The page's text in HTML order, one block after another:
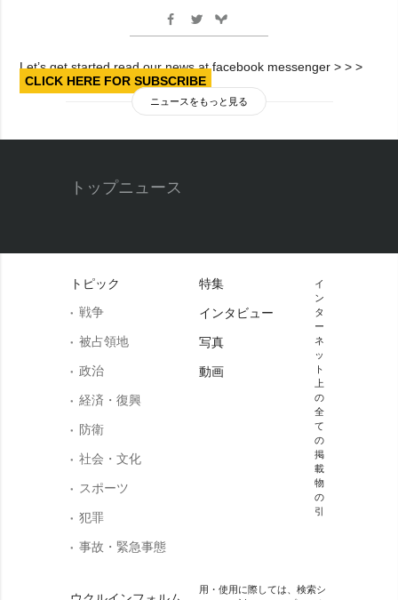
Let’s get started read our news at facebook messenger > > >
CLICK HERE FOR SUBSCRIBE
ニュースをもっと見る
トップニュース
トピック
戦争
被占領地
政治
経済・復興
防衛
社会・文化
スポーツ
犯罪
事故・緊急事態
特集
インタビュー
写真
動画
イ
ン
タ
ー
ネ
ッ
ト
上
の
全
て
の
掲
載
物
の
引
用・使用に際しては、検索シ